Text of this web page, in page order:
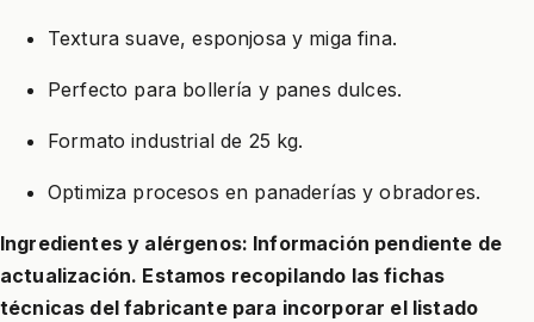
Textura suave, esponjosa y miga fina.
Perfecto para bollería y panes dulces.
Formato industrial de 25 kg.
Optimiza procesos en panaderías y obradores.
Ingredientes y alérgenos: Información pendiente de
actualización. Estamos recopilando las fichas
técnicas del fabricante para incorporar el listado